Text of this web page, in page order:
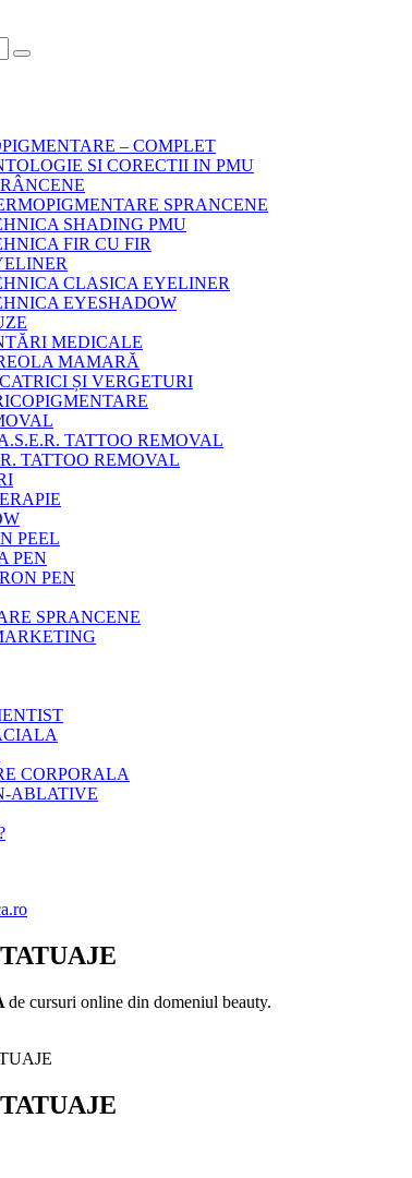
– COMPLET
SI CORECTII IN PMU
SPRANCENE
SHADING PMU
FIR CU FIR
CLASICA EYELINER
EYESHADOW
MEDICALE
MAMARĂ
ȘI VERGETURI
TATTOO REMOVAL
TATTOO REMOVAL
PEEL
PEN
PEN
SPRANCENE
CORPORALA
ABLATIVE
de cursuri online din domeniul beauty.